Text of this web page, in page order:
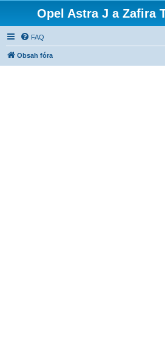
Opel Astra J a Zafira
FAQ
Obsah fóra